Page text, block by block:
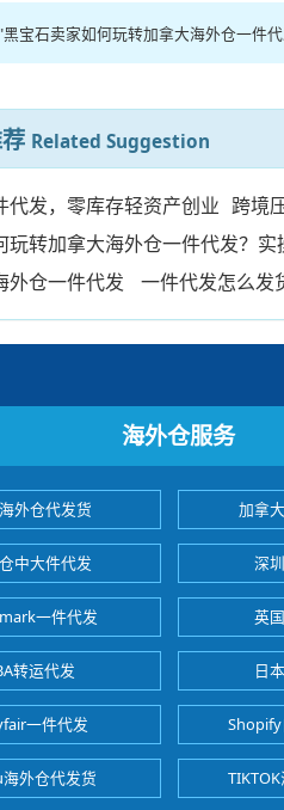
宝石卖家如何玩转加拿大海外仓一件
Related Suggestion
代发，零库存轻资产创业 跨境
玩转加拿大海外仓一件代发？实
外仓一件代发
一件代发怎么发
海外仓服务
外仓代发货 加拿
中大件代发 深
一件代发 英
转运代发 日
一件代发
外仓代发货